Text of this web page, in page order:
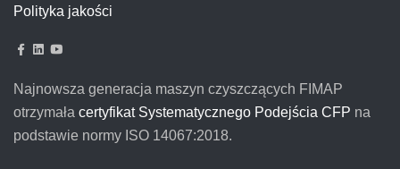
Polityka jakości
Najnowsza generacja maszyn czyszczących FIMAP
otrzymała certyfikat Systematycznego Podejścia CFP na
podstawie normy ISO 14067:2018.